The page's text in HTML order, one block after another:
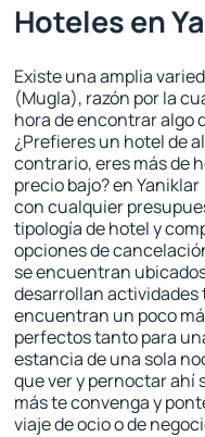
Hoteles en
Existe una amplia
(Mugla), razón por la
hora de encontrar algo
¿Prefieres un hotel de
contrario, eres más de
precio bajo? en
con cualquier
tipología de hotel y
opciones de
se encuentran
desarrollan
encuentran un poco
perfectos tanto para
estancia de una sola
que ver y pernoctar ahí
más te convenga y
viaje de ocio o de